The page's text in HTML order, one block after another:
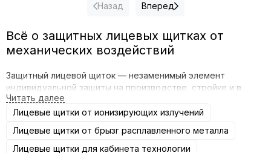
Назад Вперед
Всё о защитных лицевых щитках от
механических воздействий
Защитный лицевой щиток — незаменимый элемент
индивидуальной защиты на производстве, стройке и в
других сферах, где есть риск механических повреждений
лица. Он надёжно предохраняет от летящих осколков,
нашем магазине вы найдёте широкий ассортимент щитков,
которые обеспечат максимальную безопасность и комфорт
Лицевые щитки от ионизирующих излучений
Лицевые щитки от брызг расплавленного металла
Лицевые щитки для кабинета технологии